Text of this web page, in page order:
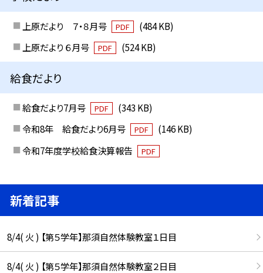
上原だより ７・８月号 PDF
(484 KB)
上原だより ６月号
PDF (524 KB)
給食だより
給食だより7月号 PDF
(343 KB)
令和8年 給食だより6月号
PDF
(146 KB)
令和7年度学校給食決算報告
PDF
新着記事
8/4( 火 ) 【第５学年】那須自然体験教室１日目
8/4( 火 ) 【第５学年】那須自然体験教室２日目